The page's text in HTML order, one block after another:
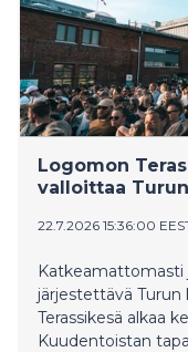
Logomon
valloittaa
22.7.2026 15:36:00
Katkeamattomasti
järjestettävä
Terassikesä alkaa
Kuudentoistan